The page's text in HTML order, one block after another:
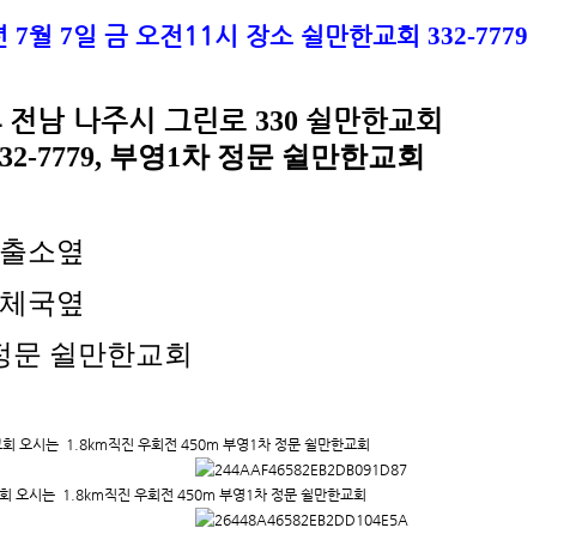
7월 7일 금 오전11시 장소 쉴만한교회 332-7779
전남 나주시 그린로 330 쉴만한교회
7779, 부영1차 정문 쉴만한교회
소옆
국옆
문 쉴만한교회
오시는 1.8km직진 우회전 450m 부영1차 정문 쉴만한교회
오시는 1.8km직진 우회전 450m 부영1차 정문 쉴만한교회